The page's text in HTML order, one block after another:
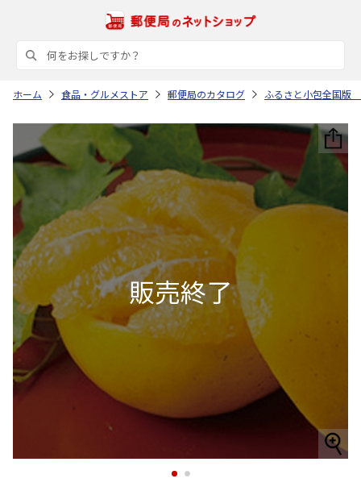
ホーム 食品・グルメストア 郵便局のカタログ ふるさと小包全国版
1 2